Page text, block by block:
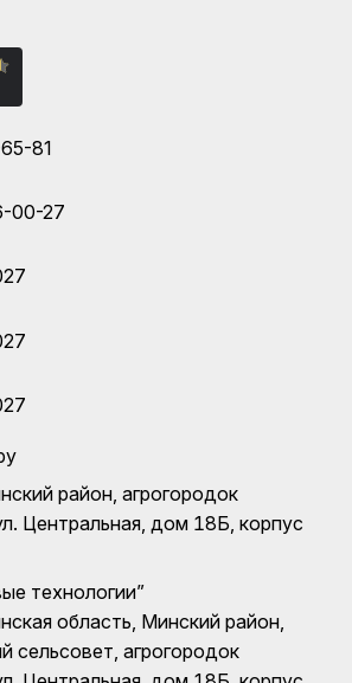
81
00-27
район, агрогородок
Центральная, дом 18Б, корпус
технологии”
область, Минский район,
сельсовет, агрогородок